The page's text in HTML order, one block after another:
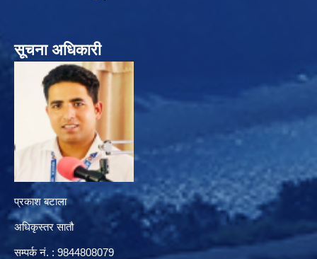
सूचना अधिकारी
प्रकाश बटाला
अधिकृस्तर सातौ
सम्पर्क न‌ं. : 9844808079